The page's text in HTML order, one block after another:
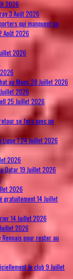
2026
3 Août 2026
qui manquent un
Août 2026
2026
au Mans 28 Juillet 2026
2026
25 Juillet 2026
se fera avec un
Ligue 124 Juillet 2026
2026
Qatar19 Juillet 2026
2026
gratuitement14 Juillet
14 Juillet 2026
2026
Rennais pour rester au
le club9 Juillet